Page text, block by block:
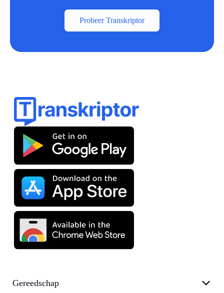
Probeer Transkriptor
Gereedschap